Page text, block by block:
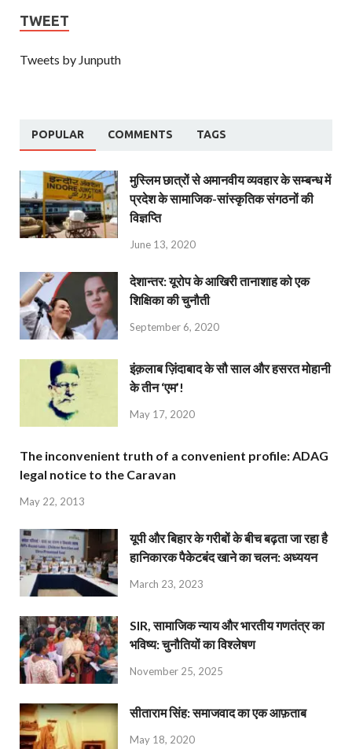
TWEET
Tweets by Junputh
POPULAR COMMENTS TAGS
मुस्लिम छात्रों से अमानवीय व्यवहार के सम्बन्ध में
प्रदेश के सामाजिक-सांस्कृतिक संगठनों की
विज्ञप्ति
June 13, 2020
देशान्‍तर: यूरोप के आखिरी तानाशाह को एक
शिक्षिका की चुनौती
September 6, 2020
इंक़लाब ज़िंदाबाद के सौ साल और हसरत मोहानी
के तीन ‘एम’!
May 17, 2020
The inconvenient truth of a convenient profile: ADAG
legal notice to the Caravan
May 22, 2013
यूपी और बिहार के गरीबों के बीच बढ़ता जा रहा है
हानिकारक पैकेटबंद खाने का चलन: अध्ययन
March 23, 2023
SIR, सामाजिक न्याय और भारतीय गणतंत्र का
भविष्य: चुनौतियों का विश्लेषण
November 25, 2025
सीताराम सिंह: समाजवाद का एक आफ़ताब
May 18, 2020